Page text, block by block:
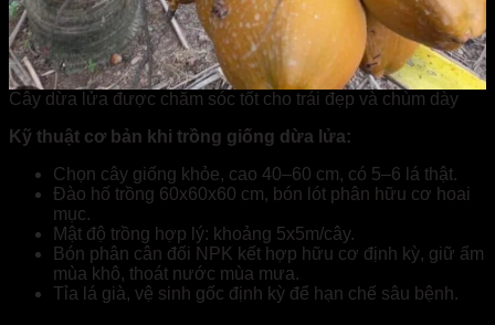
Cây dừa lửa được chăm sóc tốt cho trái đẹp và chùm dày
Kỹ thuật cơ bản khi trồng giống dừa lửa:
Chọn cây giống khỏe, cao 40–60 cm, có 5–6 lá thật.
Đào hố trồng 60x60x60 cm, bón lót phân hữu cơ hoai
mục.
Mật độ trồng hợp lý: khoảng 5x5m/cây.
Bón phân cân đối NPK kết hợp hữu cơ định kỳ, giữ ẩm
mùa khô, thoát nước mùa mưa.
Tỉa lá già, vệ sinh gốc định kỳ để hạn chế sâu bệnh.